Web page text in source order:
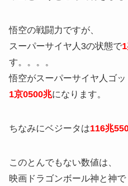
悟空の戦闘力ですが、
スーパーサイヤ人3の状態で
す。。。。
悟空がスーパーサイヤ人ゴッ
1京0500兆になります。
ちなみにベジータは116兆
このとんでもない数値は、
映画ドラゴンボール神と神で